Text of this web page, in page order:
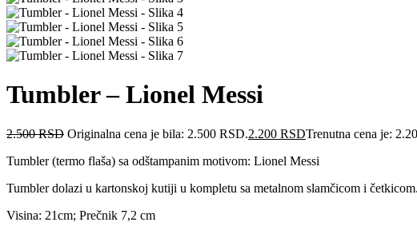
Tumbler – Lionel Messi
2.500RSD Originalna cena je bila: 2.500 RSD.2.200 RSDTrenutna cena je:
Tumbler (termo flaša) sa odštampanim motivom: Lionel Messi
Tumbler dolazi u kartonskoj kutiji u kompletu sa metalnom slamčicom i četkicom.
Visina: 21cm; Prečnik 7,2 cm